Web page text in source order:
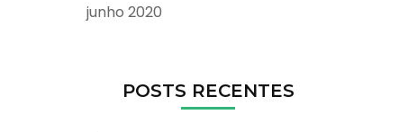
junho 2020
POSTS RECENTES